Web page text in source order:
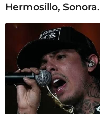
Hermosillo, Sonora.